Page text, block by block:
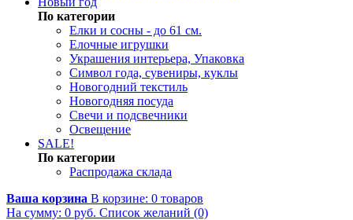
По категории
Елки и сосны - до 61 см.
Елочные игрушки
Украшения интерьера, Упаковка
Символ года, сувениры, куклы
Новогодний текстиль
Новогодняя посуда
Свечи и подсвечники
Освещение
SALE!
По категории
Распродажа склада
Ваша корзина В корзине: 0 товаров
На сумму: 0 руб. Список желаний (0)